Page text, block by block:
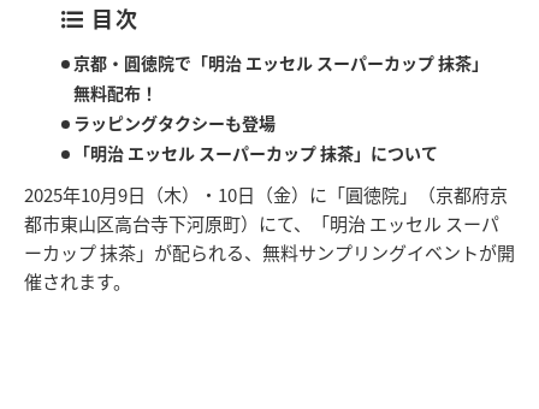
目次
京都・圓徳院で「明治 エッセル スーパーカップ 抹茶」
無料配布！
ラッピングタクシーも登場
「明治 エッセル スーパーカップ 抹茶」について
2025年10月9日（木）・10日（金）に「圓徳院」（京都府京
都市東山区高台寺下河原町）にて、「明治 エッセル スーパ
ーカップ 抹茶」が配られる、無料サンプリングイベントが開
催されます。